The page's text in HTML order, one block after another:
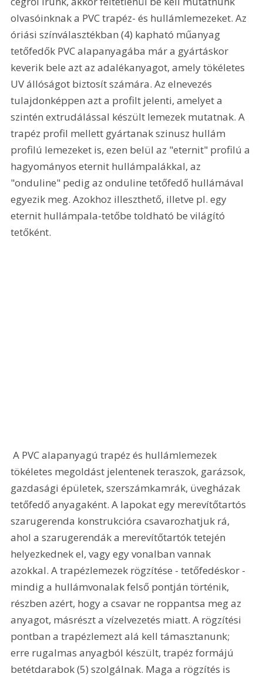
olvasóinknak a PVC trapéz- és hullámlemezeket. Az
óriási színválasztékban (4) kapható műanyag
tetőfedők PVC alapanyagába már a gyártáskor
keverik bele azt az adalékanyagot, amely tökéletes
UV állóságot biztosít számára. Az elnevezés
tulajdonképpen azt a profilt jelenti, amelyet a
szintén extrudálással készült lemezek mutatnak. A
trapéz profil mellett gyártanak szinusz hullám
profilú lemezeket is, ezen belül az "eternit" profilú a
hagyományos eternit hullámpalákkal, az
"onduline" pedig az onduline tetőfedő hullámával
egyezik meg. Azokhoz illeszthető, illetve pl. egy
eternit hullámpala-tetőbe toldható be világító
tetőként.
A PVC alapanyagú trapéz és hullámlemezek
tökéletes megoldást jelentenek teraszok, garázsok,
gazdasági épületek, szerszámkamrák, üvegházak
tetőfedő anyagaként. A lapokat egy merevítőtartós
szarugerenda konstrukcióra csavarozhatjuk rá,
ahol a szarugerendák a merevítőtartók tetején
helyezkednek el, vagy egy vonalban vannak
azokkal. A trapézlemezek rögzítése - tetőfedéskor -
mindig a hullámvonalak felső pontján történik,
részben azért, hogy a csavar ne roppantsa meg az
anyagot, másrészt a vízelvezetés miatt. A rögzítési
pontban a trapézlemezt alá kell támasztanunk;
erre rugalmas anyagból készült, trapéz formájú
betétdarabok (5) szolgálnak. Maga a rögzítés is